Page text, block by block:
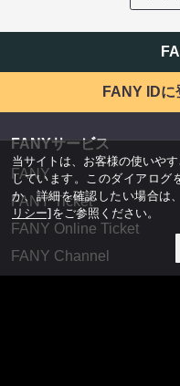
FANY ID
FANYサービス
FANY
FANY Ticket
FANY Online Ticket
FANY Channel
当サイトは、お客様の使いや
しています。このダイアログ
か、詳細を確認したい場合は、
リシー]をご参照ください。